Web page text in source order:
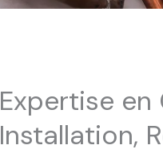
Expertise en
Installation,